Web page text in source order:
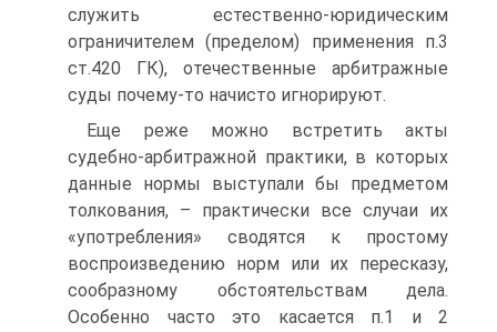
служить естественно-юридическим
ограничителем (пределом) применения п.3
ст.420 ГК), отечественные арбитражные
суды почему-то начисто игнорируют.
Еще реже можно встретить акты
судебно-арбитражной практики, в которых
данные нормы выступали бы предметом
толкования, – практически все случаи их
«употребления» сводятся к простому
воспроизведению норм или их пересказу,
сообразному обстоятельствам дела.
Особенно часто это касается п.1 и 2